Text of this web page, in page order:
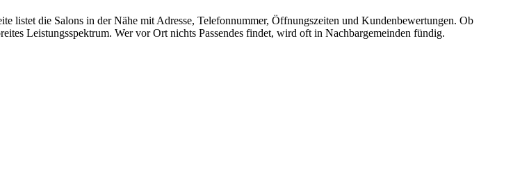
listet die Salons in der Nähe mit Adresse, Telefonnummer, Öffnungszeiten und Kundenbewertungen. Ob
Leistungsspektrum. Wer vor Ort nichts Passendes findet, wird oft in Nachbargemeinden fündig.